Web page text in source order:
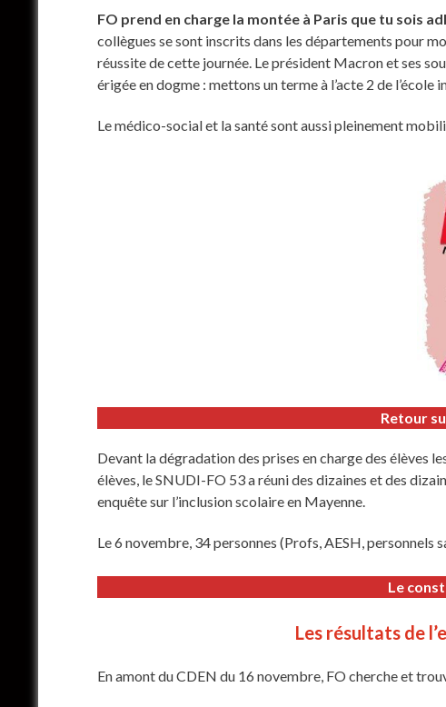
FO prend en charge la montée à Paris que tu sois
collègues se sont inscrits dans les départements pour
réussite de cette journée. Le président Macron et ses
érigée en dogme : mettons un terme à l’acte 2 de l’école
Le médico-social et la santé sont aussi pleinement
Retour
Devant la dégradation des prises en charge des élèves
élèves, le SNUDI-FO 53 a réuni des dizaines et des
enquête sur l’inclusion scolaire en Mayenne.
Le 6 novembre, 34 personnes (Profs, AESH, personnels
Le
Les résultats de
En amont du CDEN du 16 novembre, FO cherche et